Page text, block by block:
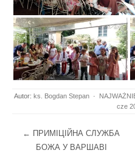
Autor: ks. Bogdan Stepan ·
cze
Post navigation
← ПРИМІЦІЙНА СЛУЖБА
БОЖА У ВАРШАВІ